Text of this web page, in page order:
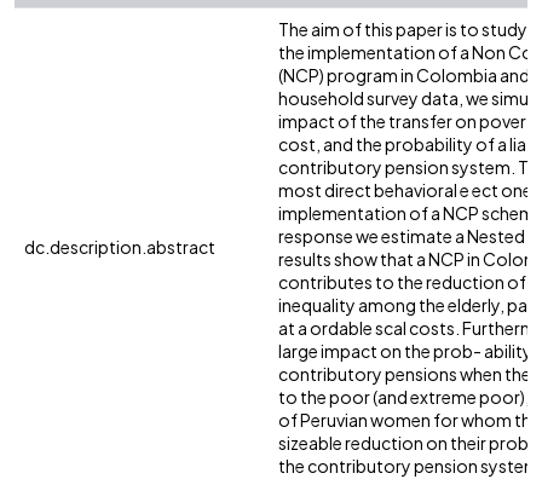
dc.description.abstract
The aim of this paper is to study
the implementation of a Non
(NCP) program in Colombia and
household survey data, we
impact of the transfer on
cost, and the probability of a
contributory pension system.
most direct behavioral e ect one
implementation of a NCP
response we estimate a Nested
results show that a NCP in
contributes to the reduction of
inequality among the elderly,
at a ordable scal costs.
large impact on the prob- ability
contributory pensions when the
to the poor (and extreme poor),
of Peruvian women for whom
sizeable reduction on their
the contributory pension